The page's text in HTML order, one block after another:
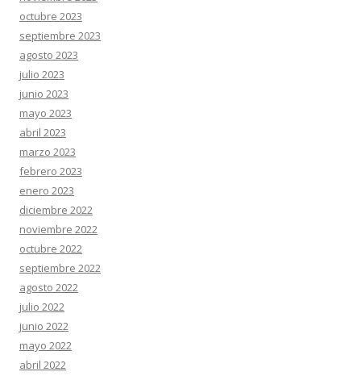
octubre 2023
septiembre 2023
agosto 2023
julio 2023
junio 2023
mayo 2023
abril 2023
marzo 2023
febrero 2023
enero 2023
diciembre 2022
noviembre 2022
octubre 2022
septiembre 2022
agosto 2022
julio 2022
junio 2022
mayo 2022
abril 2022